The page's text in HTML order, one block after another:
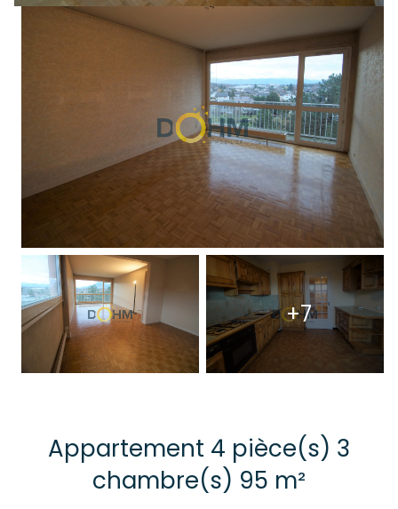
+7
Appartement 4 pièce(s) 3
chambre(s) 95 m²